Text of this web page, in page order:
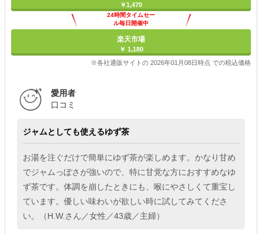
￥1,470
24時間タイムセー
ル毎日開催中
楽天市場
￥ 1,180
※各社通販サイトの 2026年01月08日時点 での税込価格
愛用者
口コミ
ジャムとしても使えるゆず茶
お湯を注ぐだけで簡単にゆず茶が楽しめます。かなり甘め
でジャムっぽさが強いので、特に甘党な方におすすめなゆ
ず茶です。体調を崩したときにも、喉にやさしくて重宝し
ています。優しい味わいが欲しい時に試してみてくださ
い。（H.W.さん／女性／43歳／主婦）